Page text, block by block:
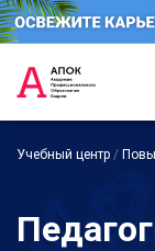
Учебный центр /